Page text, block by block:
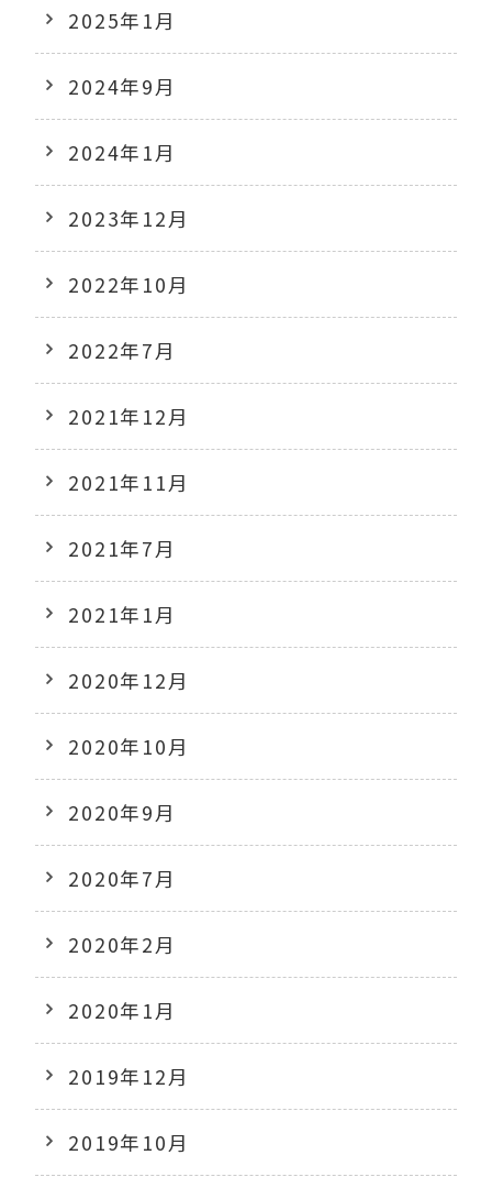
2025年1月
2024年9月
2024年1月
2023年12月
2022年10月
2022年7月
2021年12月
2021年11月
2021年7月
2021年1月
2020年12月
2020年10月
2020年9月
2020年7月
2020年2月
2020年1月
2019年12月
2019年10月